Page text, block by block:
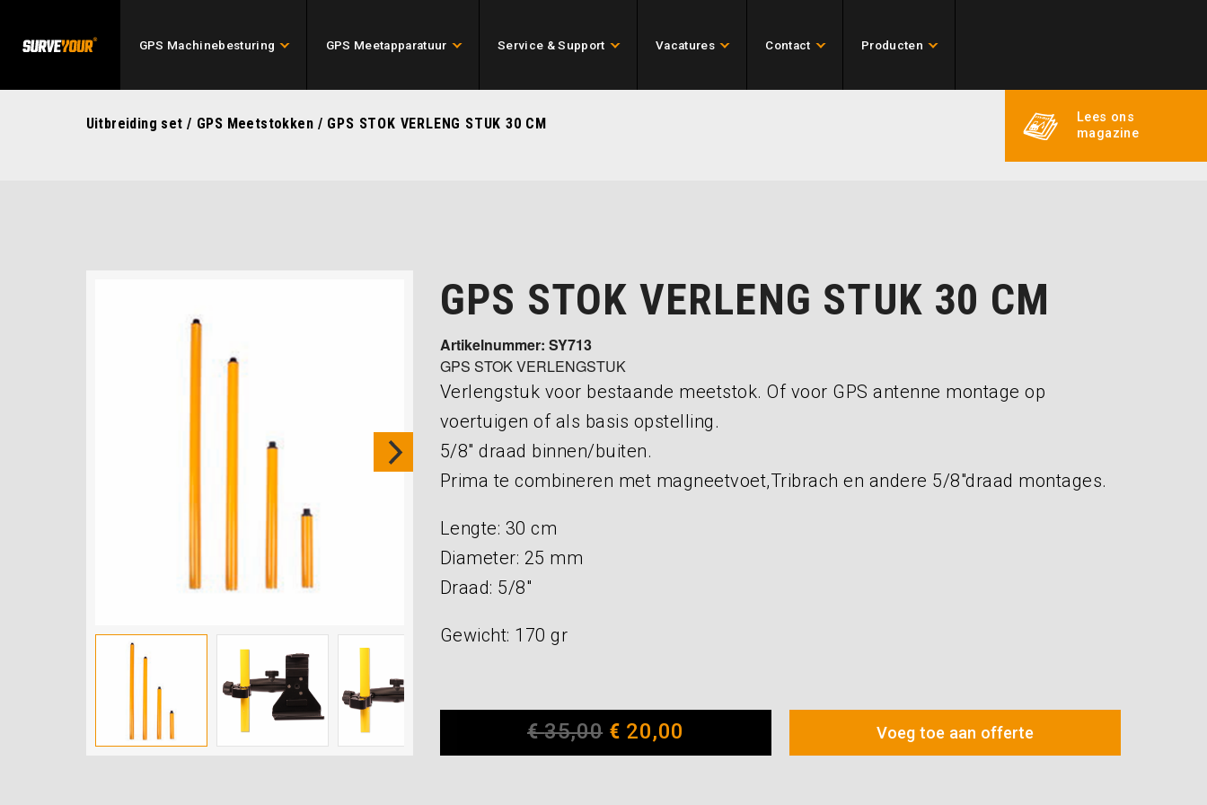
GPS Machinebesturing GPS Meetapparatuur Service & Support Vacatures Contact Producten
Lees ons
magazine
Uitbreiding set / GPS Meetstokken / GPS STOK VERLENG STUK 30 CM
GPS STOK VERLENG STUK 30 CM
Artikelnummer: SY713
GPS STOK VERLENGSTUK
Verlengstuk voor bestaande meetstok. Of voor GPS antenne montage op
voertuigen of als basis opstelling.
5/8″ draad binnen/buiten.
Prima te combineren met magneetvoet,Tribrach en andere 5/8″draad montages.
Lengte: 30 cm
Diameter: 25 mm
Draad: 5/8″
Gewicht: 170 gr
€35,00 € 20,00 Voeg toe aan offerte